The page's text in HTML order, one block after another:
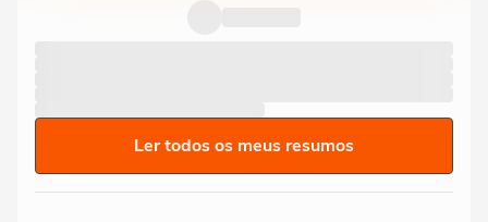
Ler todos os meus resumos